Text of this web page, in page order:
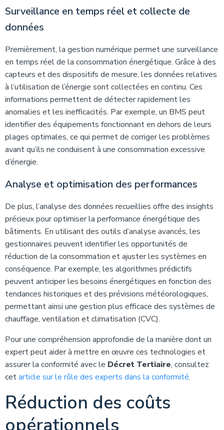
Surveillance en temps réel et collecte de
données
Premièrement, la gestion numérique permet une surveillance
en temps réel de la consommation énergétique. Grâce à des
capteurs et des dispositifs de mesure, les données relatives
à l’utilisation de l’énergie sont collectées en continu. Ces
informations permettent de détecter rapidement les
anomalies et les inefficacités. Par exemple, un BMS peut
identifier des équipements fonctionnant en dehors de leurs
plages optimales, ce qui permet de corriger les problèmes
avant qu’ils ne conduisent à une consommation excessive
d’énergie.
Analyse et optimisation des performances
De plus, l’analyse des données recueillies offre des insights
précieux pour optimiser la performance énergétique des
bâtiments. En utilisant des outils d’analyse avancés, les
gestionnaires peuvent identifier les opportunités de
réduction de la consommation et ajuster les systèmes en
conséquence. Par exemple, les algorithmes prédictifs
peuvent anticiper les besoins énergétiques en fonction des
tendances historiques et des prévisions météorologiques,
permettant ainsi une gestion plus efficace des systèmes de
chauffage, ventilation et climatisation (CVC).
Pour une compréhension approfondie de la manière dont un
expert peut aider à mettre en œuvre ces technologies et
assurer la conformité avec le Décret Tertiaire, consultez
cetarticle sur le rôle des experts dans la conformité.
Réduction des coûts